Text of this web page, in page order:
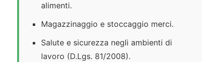
alimenti.
Magazzinaggio e stoccaggio merci.
Salute e sicurezza negli ambienti di
lavoro (D.Lgs. 81/2008).